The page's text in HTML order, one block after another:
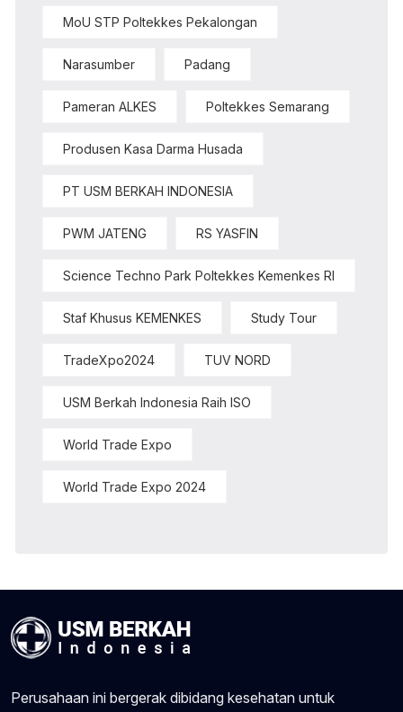
MoU STP Poltekkes Pekalongan
Narasumber Padang
Pameran ALKES Poltekkes Semarang
Produsen Kasa Darma Husada
PT USM BERKAH INDONESIA
PWM JATENG RS YASFIN
Science Techno Park Poltekkes Kemenkes RI
Staf Khusus KEMENKES Study Tour
TradeXpo2024 TUV NORD
USM Berkah Indonesia Raih ISO
World Trade Expo
World Trade Expo 2024
Perusahaan ini bergerak dibidang kesehatan untuk